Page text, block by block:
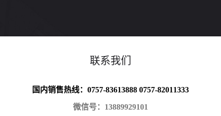
联系我们
国内销售热线：0757-83613888 0757-82011333
微信号：13889929101